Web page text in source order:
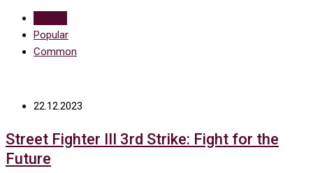
Popular
Common
22.12.2023
Street Fighter III 3rd Strike: Fight for the
Future